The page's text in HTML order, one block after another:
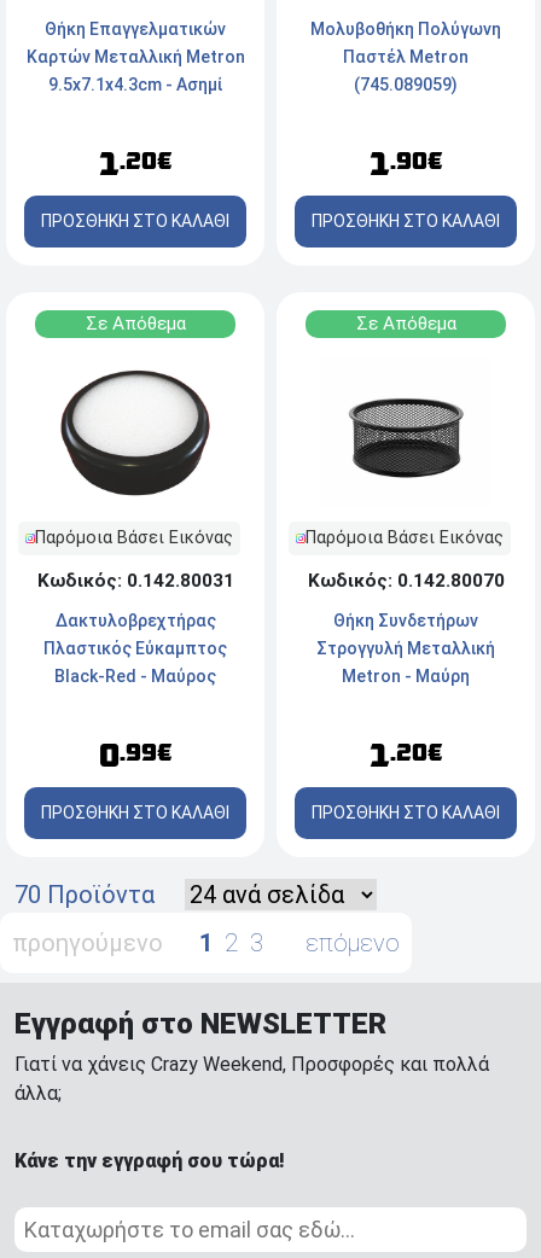
Θήκη Επαγγελματικών
Καρτών Mεταλλική Metron
9.5x7.1x4.3cm - Ασημί
1.20€
ΠΡΟΣΘΗΚΗ ΣΤΟ ΚΑΛΑΘΙ
Μολυβοθήκη Πολύγωνη
Παστέλ Metron
(745.089059)
1.90€
ΠΡΟΣΘΗΚΗ ΣΤΟ ΚΑΛΑΘΙ
Σε Απόθεμα
Παρόμοια Βάσει Εικόνας
Κωδικός: 0.142.80031
Δακτυλοβρεχτήρας
Πλαστικός Εύκαμπτος
Black-Red - Μαύρος
0.99€
ΠΡΟΣΘΗΚΗ ΣΤΟ ΚΑΛΑΘΙ
Σε Απόθεμα
Παρόμοια Βάσει Εικόνας
Κωδικός: 0.142.80070
Θήκη Συνδετήρων
Στρογγυλή Μεταλλική
Metron - Μαύρη
1.20€
ΠΡΟΣΘΗΚΗ ΣΤΟ ΚΑΛΑΘΙ
70 Προϊόντα
προηγούμενο
1 2 3 επόμενο
Εγγραφή στο NEWSLETTER
Γιατί να χάνεις Crazy Weekend, Προσφορές και πολλά
άλλα;
Κάνε την εγγραφή σου τώρα!